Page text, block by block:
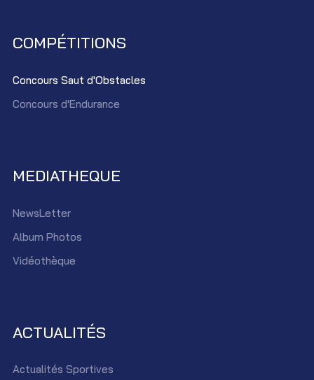
COMPÉTITIONS
Concours Saut d'Obstacles
Concours d'Endurance
MEDIATHEQUE
NewsLetter
Album Photos
Vidéothèque
ACTUALITÉS
Actualités Sportives